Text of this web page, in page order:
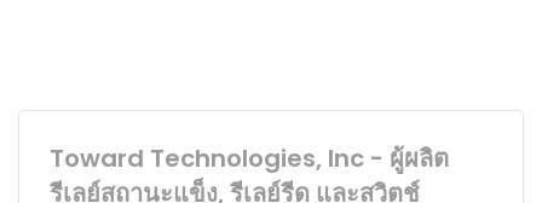
Toward Technologies, Inc - ผู้ผลิต
รีเลย์สถานะแข็ง, รีเลย์รีด และสวิตช์